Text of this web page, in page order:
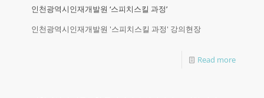
인천광역시인재개발원 ‘스피치스킬 과정’
인천광역시인재개발원 '스피치스킬 과정' 강의현장
Read more